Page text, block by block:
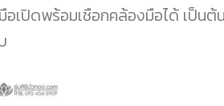
เปิดพร้อมเชือกคล้องมือได้ เป็นต้